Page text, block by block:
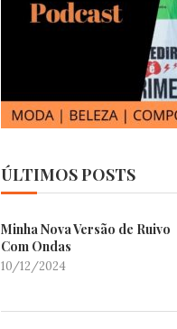
ÚLTIMOS POSTS
Minha Nova Versão de Ruivo
Com Ondas
10/12/2024